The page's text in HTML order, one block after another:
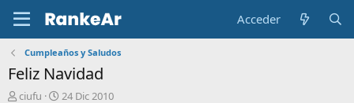
Acceder
Cumpleaños y Saludos
Feliz Navidad
A
ciufu
F
24 Dic 2010